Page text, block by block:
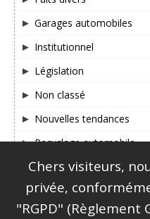
Garages automobiles
Institutionnel
Législation
Non classé
Nouvelles tendances
Recyclage automobile
SUIVEZ-NOUS
Chers visiteurs,
privée,
"RGPD" (Règlement